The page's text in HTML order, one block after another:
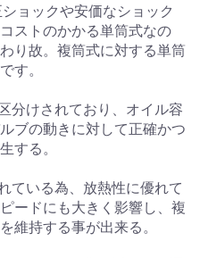
ョックや安価なショック
ストのかかる単筒式なの
り故。複筒式に対する単筒
す。
分けされており、オイル容
ブの動きに対して正確かつ
する。
ている為、放熱性に優れて
ードにも大きく影響し、複
維持する事が出来る。